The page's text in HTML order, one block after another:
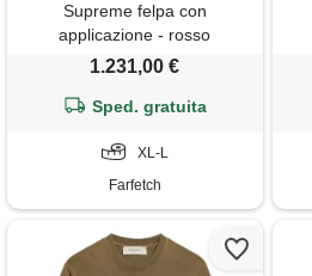
Supreme felpa con
applicazione - rosso
1.231,00 €
Sped. gratuita
XL-L
Farfetch